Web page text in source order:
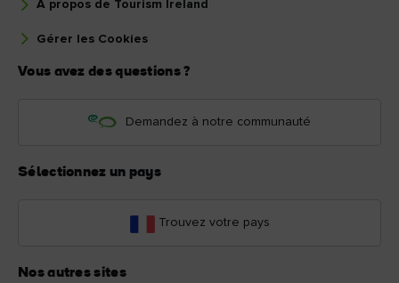
À propos de Tourism Ireland
Gérer les Cookies
Vous avez des questions ?
Demandez à notre communauté
Sélectionnez un pays
Trouvez votre pays
Nos autres sites